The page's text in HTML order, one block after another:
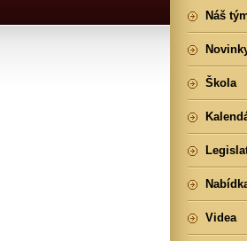
Náš
Škola
Videa